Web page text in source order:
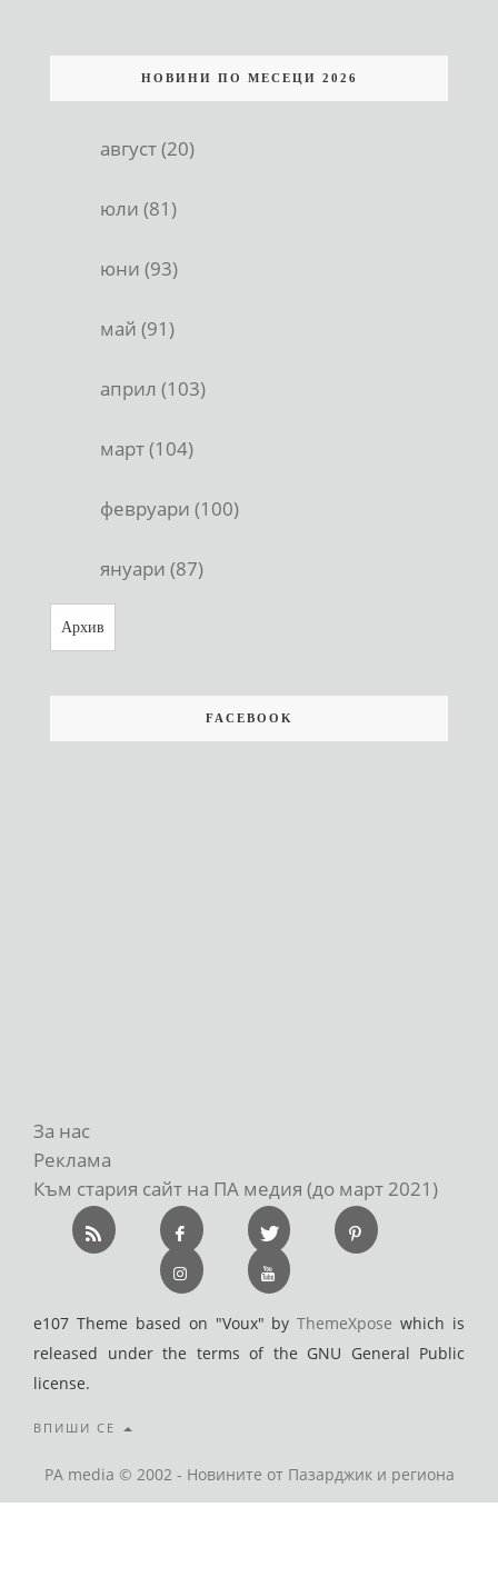
НОВИНИ ПО МЕСЕЦИ 2026
август (20)
юли (81)
юни (93)
май (91)
април (103)
март (104)
февруари (100)
януари (87)
Архив
FACEBOOK
За нас
Реклама
Към стария сайт на ПА медия (до март 2021)
e107 Theme based on "Voux" byThemeXpose which is
released under the terms of the GNU General Public
license.
ВПИШИ СЕ
PA media © 2002 - Новините от Пазарджик и региона